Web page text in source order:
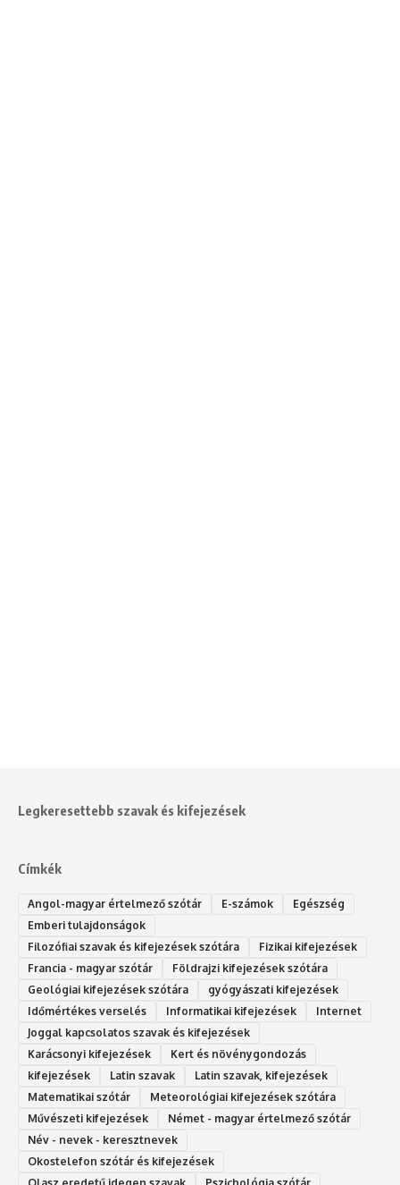
Legkeresettebb szavak és kifejezések
Címkék
Angol-magyar értelmező szótár E-számok
Egészség
Emberi tulajdonságok
Filozófiai szavak és kifejezések szótára
Fizikai kifejezések
Francia - magyar szótár
Földrajzi kifejezések szótára
Geológiai kifejezések szótára
gyógyászati kifejezések
Időmértékes verselés
Informatikai kifejezések
Internet
Joggal kapcsolatos szavak és kifejezések
Karácsonyi kifejezések
Kert és növénygondozás
kifejezések
Latin szavak
Latin szavak, kifejezések
Matematikai szótár
Meteorológiai kifejezések szótára
Művészeti kifejezések
Német - magyar értelmező szótár
Név - nevek - keresztnevek
Okostelefon szótár és kifejezések